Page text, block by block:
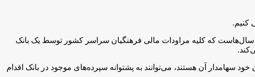
کنیم.
سال‌هاست که کلیه مراودات مالی فرهنگیان سراسر کشور توسط یک بانک
سهامدار آن هستند، می‌توانند به پشتوانه سپرده‌های موجود در بانک اقدام